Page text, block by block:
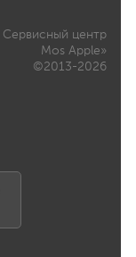
Сервисный центр
Mos Apple»
©2013-2026